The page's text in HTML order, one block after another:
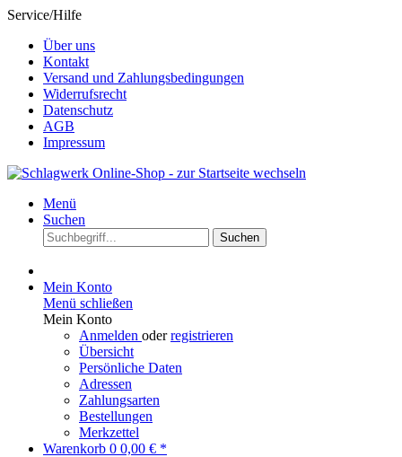
Service/Hilfe
Über uns
Kontakt
Versand und Zahlungsbedingungen
Widerrufsrecht
Datenschutz
AGB
Impressum
Menü
Suchen
Suchen
Mein Konto
Menü schließen
Mein Konto
Anmelden oderregistrieren
Übersicht
Persönliche Daten
Adressen
Zahlungsarten
Bestellungen
Merkzettel
Warenkorb 0 0,00 € *